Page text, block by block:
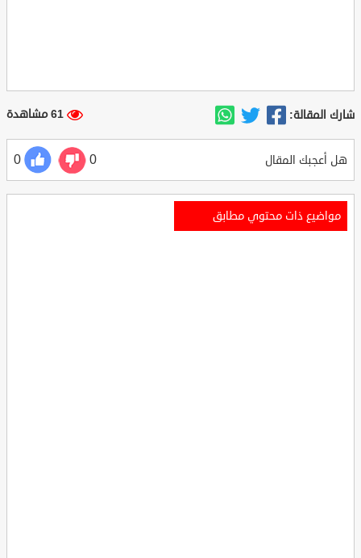
شارك المقالة: 61 مشاهدة
هل أعجبك المقال 0
0
مواضيع ذات محتوي مطابق